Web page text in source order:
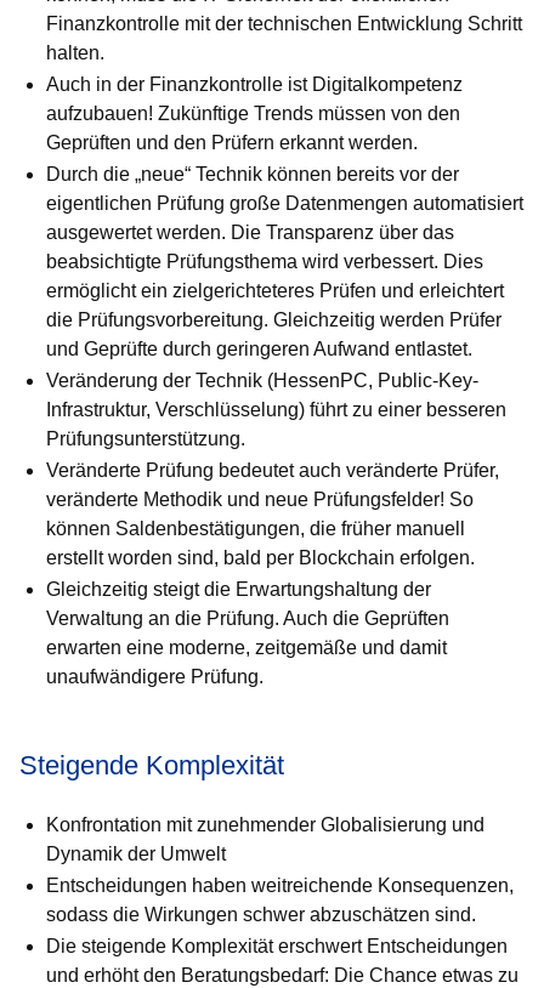
Finanzkontrolle mit der tech­nischen Entwicklung Schritt
halten.
Auch in der Finanzkontrolle ist Digitalkompetenz
aufzubauen! Zu­künf­tige Trends müssen von den
Geprüften und den Prüfern erkannt werden.
Durch die „neue“ Technik können bereits vor der
eigentlichen Prü­fung große Datenmengen automatisiert
ausgewertet werden. Die Transparenz über das
beabsichtigte Prüfungsthema wird ver­bes­sert. Dies
ermöglicht ein zielgerichteteres Prüfen und erleichtert
die Prüfungsvorbereitung. Gleichzeitig werden Prüfer
und Geprüfte durch geringeren Aufwand entlastet.
Veränderung der Technik (HessenPC, Public-Key-
Infrastruktur, Ver­schlüs­selung) führt zu einer besseren
Prüfungsunterstützung.
Veränderte Prüfung bedeutet auch veränderte Prüfer,
veränderte Methodik und neue Prüfungsfelder! So
können Saldenbestätigungen, die früher manuell
erstellt worden sind, bald per Blockchain erfolgen.
Gleichzeitig steigt die Erwartungshaltung der
Verwaltung an die Prüfung. Auch die Geprüften
erwarten eine moderne, zeitgemäße und damit
unaufwändigere Prüfung.
Steigende Komplexität
Konfrontation mit zunehmender Globalisierung und
Dynamik der Umwelt
Entscheidungen haben weitreichende Konsequenzen,
sodass die Wirkungen schwer abzuschätzen sind.
Die steigende Komplexität erschwert Entscheidungen
und erhöht den Beratungsbedarf: Die Chance etwas zu